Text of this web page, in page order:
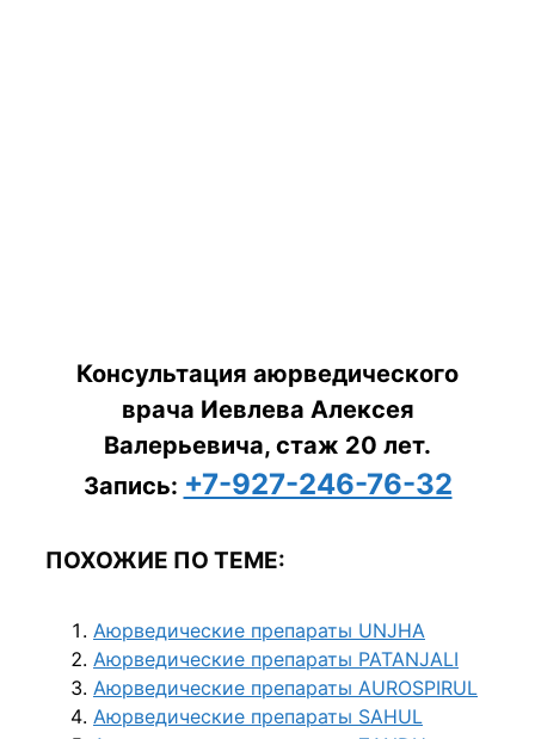
Консультация аюрведического
врача Иевлева Алексея
Валерьевича, стаж 20 лет.
Запись: +7-927-246-76-32
ПОХОЖИЕ ПО ТЕМЕ:
Аюрведические препараты UNJHA
Аюрведические препараты PATANJALI
Аюрведические препараты AUROSPIRUL
Аюрведические препараты SAHUL